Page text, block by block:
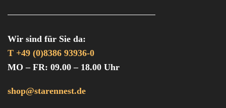
Wir sind für Sie da:
T +49 (0)8386 93936-0
MO – FR: 09.00 – 18.00 Uhr
shop@starennest.de